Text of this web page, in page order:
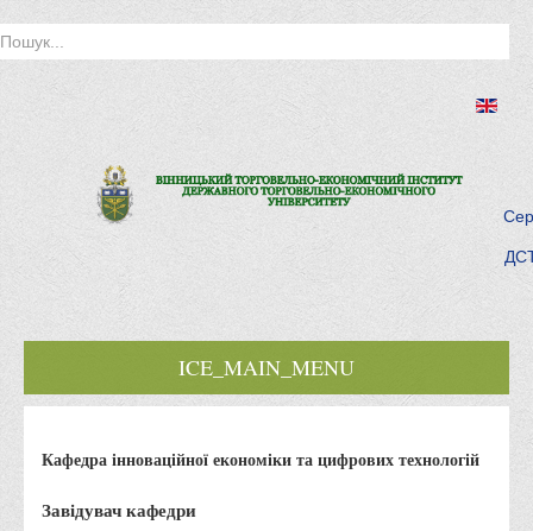
ICE_MAIN_MENU
Історія інституту
Інститут сьогодні
Кафедра інноваційної економіки та цифрових технологій
Завідувач кафедри